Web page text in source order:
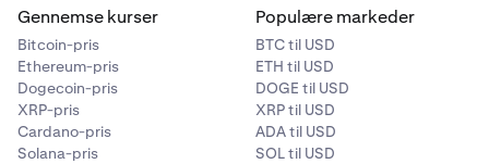
Gennemse kurser
Bitcoin-pris
Ethereum-pris
Dogecoin-pris
XRP-pris
Cardano-pris
Solana-pris
Populære markeder
BTC til USD
ETH til USD
DOGE til USD
XRP til USD
ADA til USD
SOL til USD